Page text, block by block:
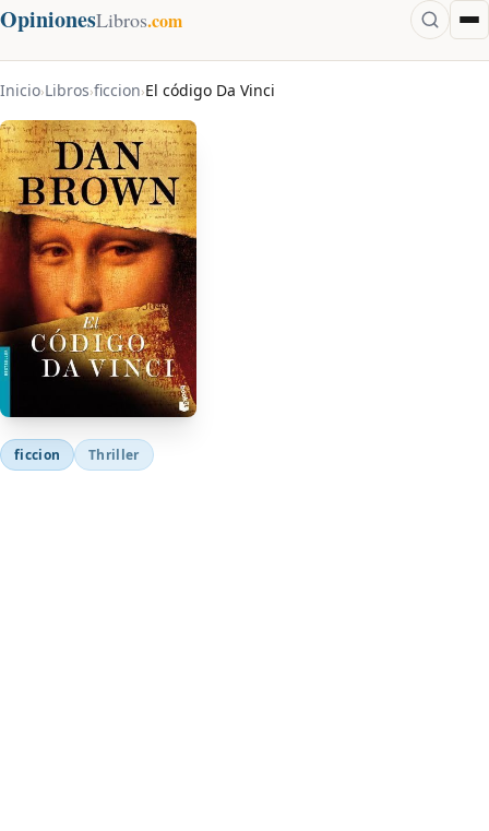
OpinionesLibros.com
Inicio›Libros›ficcion›El código Da Vinci
ficcion Thriller